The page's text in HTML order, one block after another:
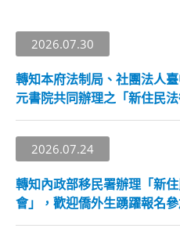
2026.07.30
轉知本府法制局、社團法人
元書院共同辦理之「新住民
2026.07.24
轉知內政部移民署辦理「新
會」，歡迎僑外生踴躍報名參